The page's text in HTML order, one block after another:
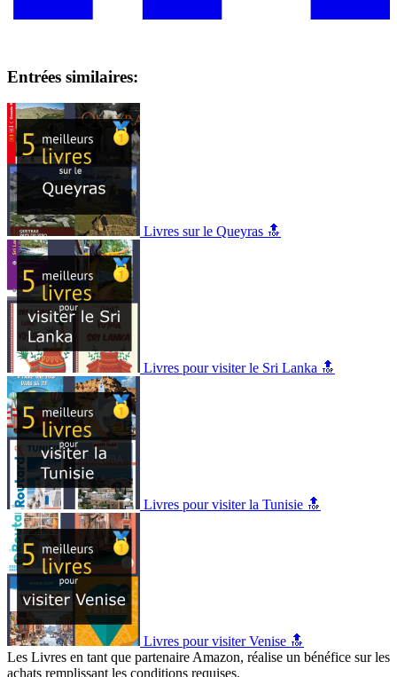
Entrées similaires:
Livres sur le Queyras 🔝
Livres pour visiter le Sri Lanka 🔝
Livres pour visiter la Tunisie 🔝
Livres pour visiter Venise 🔝
Les Livres en tant que partenaire Amazon, réalise un bénéfice sur les
achats remplissant les conditions requises.